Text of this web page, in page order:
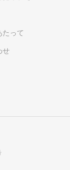
たって
せ